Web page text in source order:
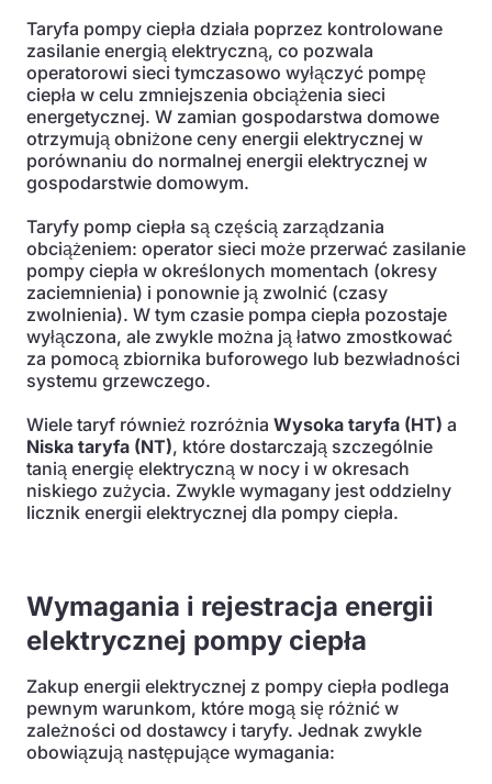
Taryfa pompy ciepła działa poprzez kontrolowane
zasilanie energią elektryczną, co pozwala
operatorowi sieci tymczasowo wyłączyć pompę
ciepła w celu zmniejszenia obciążenia sieci
energetycznej. W zamian gospodarstwa domowe
otrzymują obniżone ceny energii elektrycznej w
porównaniu do normalnej energii elektrycznej w
gospodarstwie domowym.
Taryfy pomp ciepła są częścią zarządzania
obciążeniem: operator sieci może przerwać zasilanie
pompy ciepła w określonych momentach (okresy
zaciemnienia) i ponownie ją zwolnić (czasy
zwolnienia). W tym czasie pompa ciepła pozostaje
wyłączona, ale zwykle można ją łatwo zmostkować
za pomocą zbiornika buforowego lub bezwładności
systemu grzewczego.
Wiele taryf również rozróżnia Wysoka taryfa (HT) a
Niska taryfa (NT), które dostarczają szczególnie
tanią energię elektryczną w nocy i w okresach
niskiego zużycia. Zwykle wymagany jest oddzielny
licznik energii elektrycznej dla pompy ciepła.
Wymagania i rejestracja energii
elektrycznej pompy ciepła
Zakup energii elektrycznej z pompy ciepła podlega
pewnym warunkom, które mogą się różnić w
zależności od dostawcy i taryfy. Jednak zwykle
obowiązują następujące wymagania: